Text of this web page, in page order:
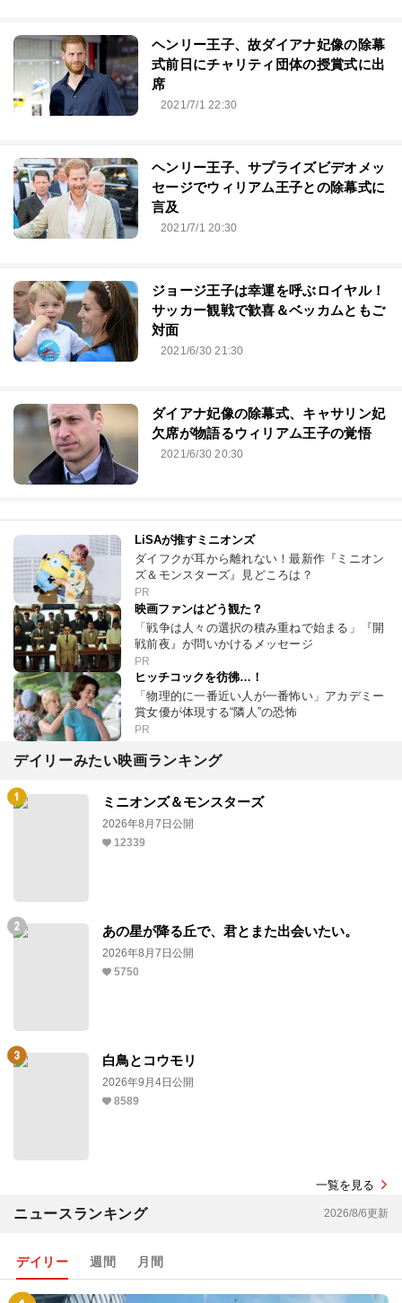
ヘンリー王子、故ダイアナ妃像の除幕
式前日にチャリティ団体の授賞式に出
席
2021/7/1 22:30
ヘンリー王子、サプライズビデオメッ
セージでウィリアム王子との除幕式に
言及
2021/7/1 20:30
ジョージ王子は幸運を呼ぶロイヤル！
サッカー観戦で歓喜＆ベッカムともご
対面
2021/6/30 21:30
ダイアナ妃像の除幕式、キャサリン妃
欠席が物語るウィリアム王子の覚悟
2021/6/30 20:30
LiSAが推すミニオンズ
ダイフクが耳から離れない！最新作『ミニオン
ズ＆モンスターズ』見どころは？
PR
映画ファンはどう観た？
「戦争は人々の選択の積み重ねで始まる」『開
戦前夜』が問いかけるメッセージ
PR
ヒッチコックを彷彿…！
「物理的に一番近い人が一番怖い」アカデミー
賞女優が体現する“隣人”の恐怖
PR
デイリーみたい映画ランキング
ミニオンズ＆モンスターズ
2026年8月7日公開
12339
あの星が降る丘で、君とまた出会いたい。
2026年8月7日公開
5750
白鳥とコウモリ
2026年9月4日公開
8589
一覧を見る
ニュースランキング 2026/8/6更新
デイリー 週間 月間